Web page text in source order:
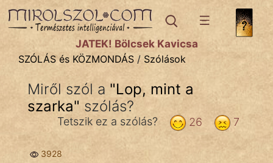
SZÓLÁS ÉS KÖZMONDÁStémák:
Bibliai
Közmondások
Szállóigék
JÁTÉK! Bölcsek Kavicsa
SZÓLÁS és KÖZMONDÁS / Szólások
Miről szól a "Lop, mint a
szarka" szólás?
7
26
Tetszik ez a szólás?
3928